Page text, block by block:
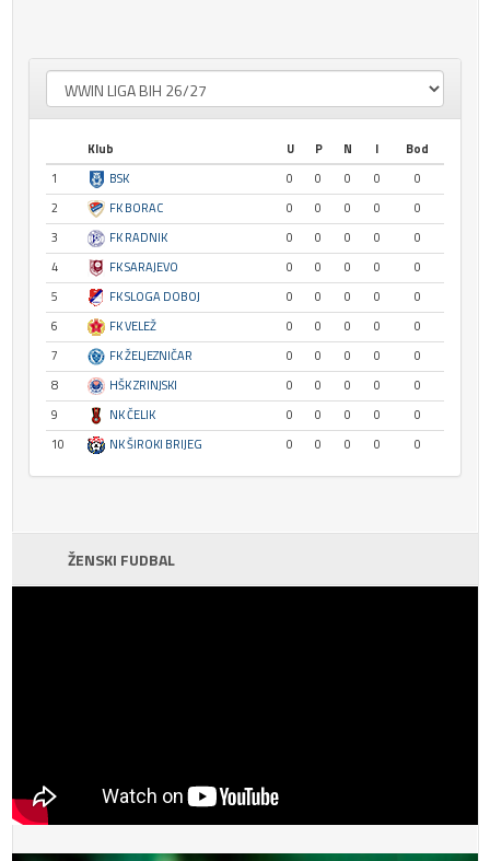
Klub U P N I
Bod
1
BSK 0 0 0 0
0
2
FK BORAC 0 0 0 0
0
3
FK RADNIK 0 0 0 0
0
4
FK SARAJEVO 0 0 0 0
0
5
FK SLOGA DOBOJ 0 0 0 0
0
6
FK VELEŽ 0 0 0 0
0
7
FK ŽELJEZNIČAR 0 0 0 0
0
8
HŠK ZRINJSKI 0 0 0 0
0
9
NK ČELIK 0 0 0 0
0
10
NK ŠIROKI BRIJEG 0 0 0 0 0
ŽENSKI FUDBAL